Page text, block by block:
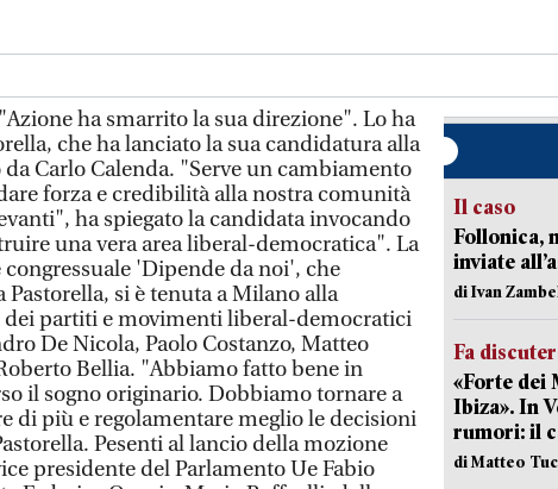
ha smarrito la sua direzione". Lo ha
che ha lanciato la sua candidatura alla
Carlo Calenda. "Serve un cambiamento
forza e credibilità alla nostra comunità
ha spiegato la candidata invocando
una vera area liberal-democratica". La
'Dipende da noi', che
si è tenuta a Milano alla
dei partiti e movimenti liberal-democratici
De Nicola, Paolo Costanzo, Matteo
Bellia. "Abbiamo fatto bene in
il sogno originario. Dobbiamo tornare a
di più e regolamentare meglio le decisioni
Pesenti al lancio della mozione
presidente del Parlamento Ue Fabio
Il caso
Follonica,
inviate
di Ivan
Fa
«Forte dei
Ibiza». In
rumori: il
di Matteo